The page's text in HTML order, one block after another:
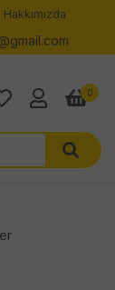
Hakkımızda
0